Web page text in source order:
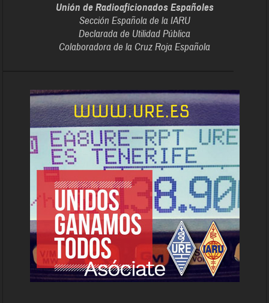
Unión de Radioaficionados Españoles
Sección Española de la IARU
Declarada de Utilidad Pública
Colaboradora de la Cruz Roja Española